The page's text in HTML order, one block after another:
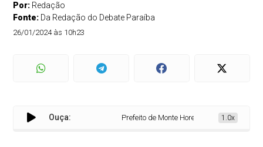
Por: Redação
Fonte: Da Redação do Debate Paraíba
26/01/2024 às 10h23
Ouça: Prefeito de Monte Horebe realiza1.0x